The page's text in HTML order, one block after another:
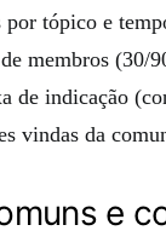
por tópico e
membros (30/
de indicação
vindas da
e